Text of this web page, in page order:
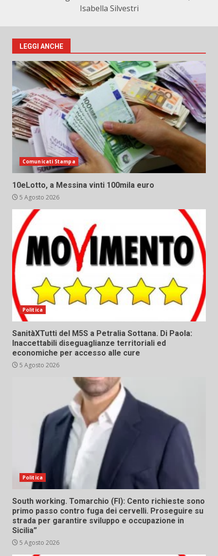
Isabella Silvestri
LEGGI ANCHE
Comunicati Stampa
10eLotto, a Messina vinti 100mila euro
5 Agosto 2026
Politica
SanitàXTutti del M5S a Petralia Sottana. Di Paola:
Inaccettabili diseguaglianze territoriali ed
economiche per accesso alle cure
5 Agosto 2026
Politica
South working. Tomarchio (FI): Cento richieste sono
primo passo contro fuga dei cervelli. Proseguire su
strada per garantire sviluppo e occupazione in
Sicilia”
5 Agosto 2026